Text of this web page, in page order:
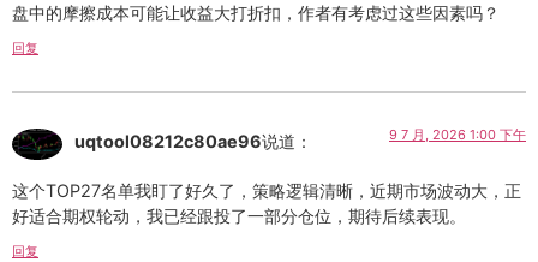
盘中的摩擦成本可能让收益大打折扣，作者有考虑过这些因素吗？
回复
uqtool08212c80ae96说道： 9 7 月, 2026 1:00 下午
这个TOP27名单我盯了好久了，策略逻辑清晰，近期市场波动大，正
好适合期权轮动，我已经跟投了一部分仓位，期待后续表现。
回复